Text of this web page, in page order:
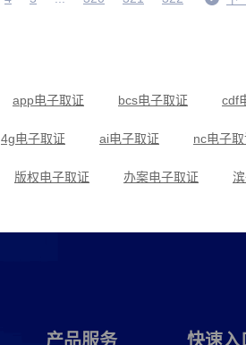
app电子取证 bcs电子取证 cdf
4g电子取证 ai电子取证 nc电子取
版权电子取证 办案电子取证
海鑫电子取证 邯郸电子取证
产品服务 快速入